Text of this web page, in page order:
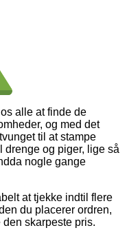
alle at finde de
og med det
til at stampe
drenge og piger, lige så
nogle gange
at tjekke indtil flere
du placerer ordren,
skarpeste pris.